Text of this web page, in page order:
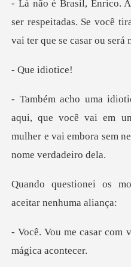
er respeitadas. Se você
idio
e você vai em
mulher e vai embo